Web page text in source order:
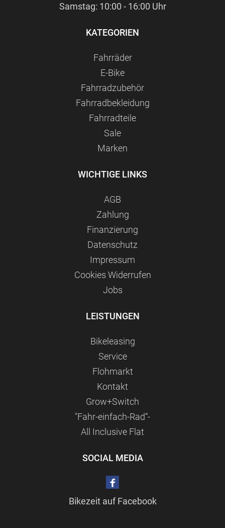
Samstag: 10:00 - 16:00 Uhr
KATEGORIEN
Fahrräder
E-Bike
Fahrradzubehör
Fahrradbekleidung
Fahrradteile
Sale
Marken
WICHTIGE LINKS
AGB
Zahlung
Finanzierung
Datenschutz
Impressum
Сookies Widerrufen
Jobs
LEISTUNGEN
Bikeleasing
Service
Flohmarkt
Kontakt
Grow+Switch
"Fahr-einfach-Rad“-
All Inclusive Flat
SOCIAL MEDIA
Bikezeit auf Facebook